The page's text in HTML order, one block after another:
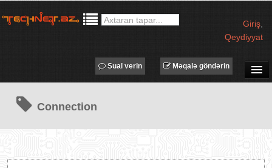
Giriş
Qeydiyyat
MƏQALƏLƏR
Məqalə göndərin
Sual verin
Connection